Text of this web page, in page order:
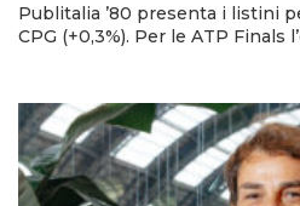
Publitalia ’80 presenta i listini
CPG (+0,3%). Per le ATP Finals